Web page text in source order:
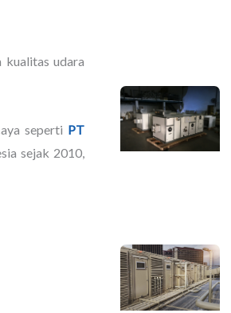
kualitas udara
seperti PT
sejak 2010,